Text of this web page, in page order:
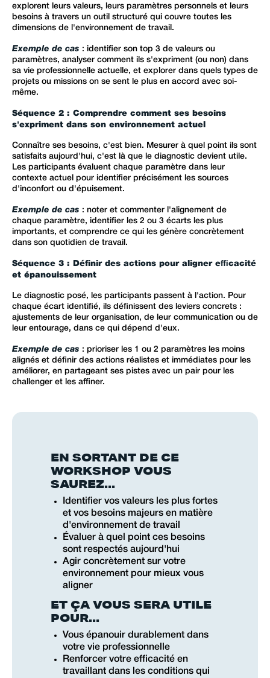
explorent leurs valeurs, leurs paramètres personnels et leurs
besoins à travers un outil structuré qui couvre toutes les
dimensions de l'environnement de travail.
Exemple de cas : identifier son top 3 de valeurs ou
paramètres, analyser comment ils s'expriment (ou non) dans
sa vie professionnelle actuelle, et explorer dans quels types de
projets ou missions on se sent le plus en accord avec soi-
même.
Séquence 2 : Comprendre comment ses besoins
s'expriment dans son environnement actuel
Connaître ses besoins, c'est bien. Mesurer à quel point ils sont
satisfaits aujourd'hui, c'est là que le diagnostic devient utile.
Les participants évaluent chaque paramètre dans leur
contexte actuel pour identifier précisément les sources
d'inconfort ou d'épuisement.
Exemple de cas : noter et commenter l'alignement de
chaque paramètre, identifier les 2 ou 3 écarts les plus
importants, et comprendre ce qui les génère concrètement
dans son quotidien de travail.
Séquence 3 : Définir des actions pour aligner efficacité
et épanouissement
Le diagnostic posé, les participants passent à l'action. Pour
chaque écart identifié, ils définissent des leviers concrets :
ajustements de leur organisation, de leur communication ou de
leur entourage, dans ce qui dépend d'eux.
Exemple de cas : prioriser les 1 ou 2 paramètres les moins
alignés et définir des actions réalistes et immédiates pour les
améliorer, en partageant ses pistes avec un pair pour les
challenger et les affiner.
EN SORTANT DE CE
WORKSHOP VOUS
SAUREZ...
Identifier vos valeurs les plus fortes
et vos besoins majeurs en matière
d'environnement de travail
Évaluer à quel point ces besoins
sont respectés aujourd'hui
Agir concrètement sur votre
environnement pour mieux vous
aligner
ET ÇA VOUS SERA UTILE
POUR...
Vous épanouir durablement dans
votre vie professionnelle
Renforcer votre efficacité en
travaillant dans les conditions qui